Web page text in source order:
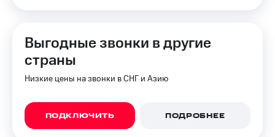
Выгодные звонки в другие
страны
Низкие цены на звонки в СНГ и Азию
ПОДКЛЮЧИТЬ ПОДРОБНЕЕ